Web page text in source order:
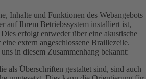
Inhalte und Funktionen des Webangebots
auf Ihrem Betriebssystem installiert ist,
erfolgt entweder über eine akustische
extern angeschlossene Braillezeile.
in diesem Zusammenhang bekannt:
als Überschriften gestaltet sind, sind auch